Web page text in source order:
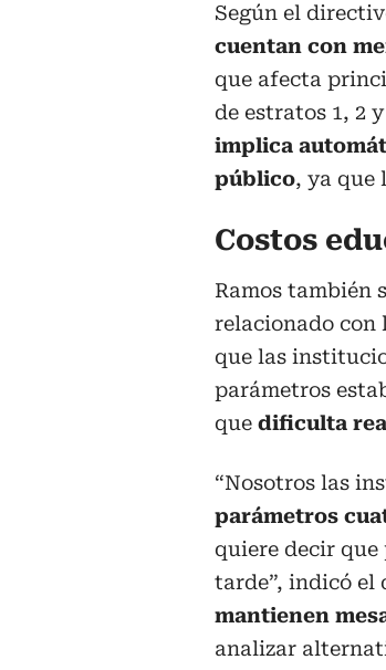
Según el
cuentan con
que afecta
de estratos 1, 2
implica
público, ya que
Costos
Ramos también
relacionado con
que las
parámetros
que dificulta
“Nosotros las
parámetros
quiere decir que
tarde”, indicó el
mantienen
analizar